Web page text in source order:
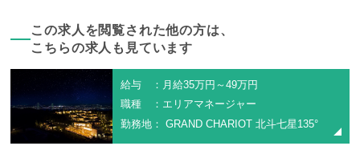
この求人を閲覧された他の方は、
こちらの求人も見ています
給与 ：月給35万円～49万円
職種 ：エリアマネージャー
勤務地： GRAND CHARIOT 北斗七星135°